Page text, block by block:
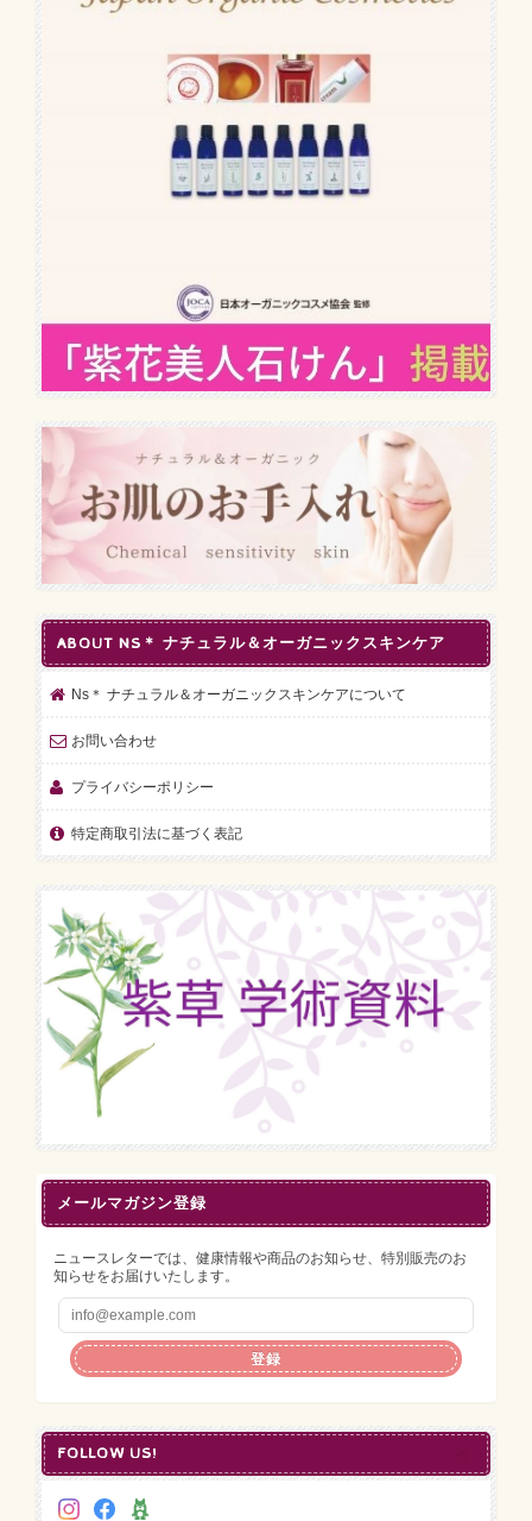
ABOUT NS＊ ナチュラル＆オーガニックスキンケア
Ns＊ ナチュラル＆オーガニックスキンケアについて
お問い合わせ
プライバシーポリシー
特定商取引法に基づく表記
メールマガジン登録
ニュースレターでは、健康情報や商品のお知らせ、特別販売のお
知らせをお届けいたします。
登録
FOLLOW US!